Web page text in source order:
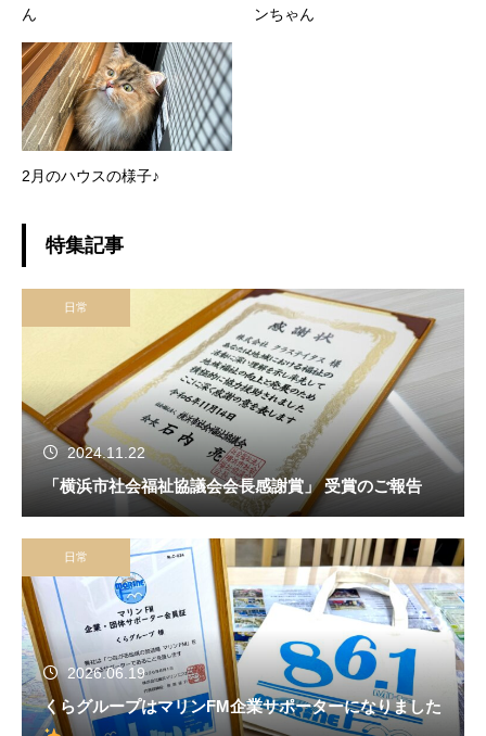
ん
ンちゃん
2月のハウスの様子♪
特集記事
日常
2024.11.22
「横浜市社会福祉協議会会長感謝賞」 受賞のご報告
日常
2026.06.19
くらグループはマリンFM企業サポーターになりました